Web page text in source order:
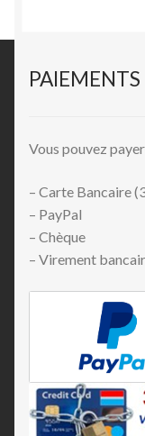
PAIEMENTS
Vous pouvez
– Carte Bancaire
– PayPal
– Chèque
– Virement